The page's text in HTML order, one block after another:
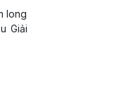
long
Giải